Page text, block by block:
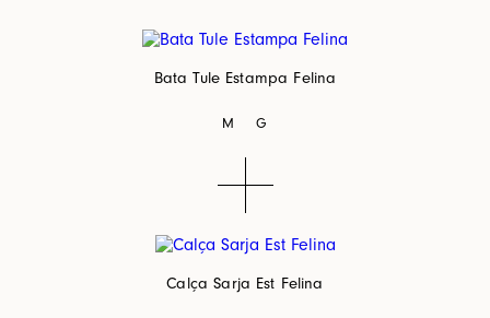
Bata Tule Estampa Felina
M G
Calça Sarja Est Felina